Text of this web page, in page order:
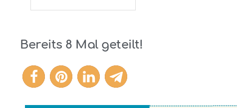
Bereits 8 Mal geteilt!
8